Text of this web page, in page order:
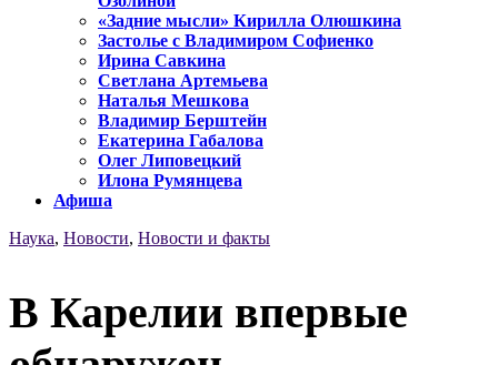
«Задние мысли» Кирилла Олюшкина
Застолье с Владимиром Софиенко
Ирина Савкина
Светлана Артемьева
Наталья Мешкова
Владимир Берштейн
Екатерина Габалова
Олег Липовецкий
Илона Румянцева
Афиша
Наука, Новости, Новости и факты
В Карелии впервые